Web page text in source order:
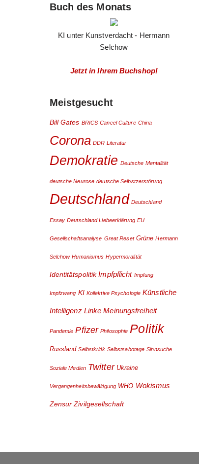
Buch des Monats
KI unter Kunstverdacht - Hermann
Selchow
Jetzt in Ihrem Buchshop!
Meistgesucht
Bill Gates BRICS Cancel Culture China
Corona DDR Literatur
Demokratie Deutsche Mentalität
deutsche Neurose deutsche Selbstzerstörung
Deutschland Deutschland
Essay Deutschland Liebeerklärung EU
Gesellschaftsanalyse Great Reset Grüne Hermann
Selchow Humanismus Hypermoralität
Identitätspolitik Impfpflicht Impfung
Impfzwang KI Kollektive Psychologie Künstliche
Intelligenz Linke Meinungsfreiheit
Pandemie Pfizer Philosophie Politik
Russland Selbstkritik Selbstsabotage Sinnsuche
Soziale Medien Twitter Ukraine
Vergangenheitsbewältigung WHO Wokismus
Zensur Zivilgesellschaft